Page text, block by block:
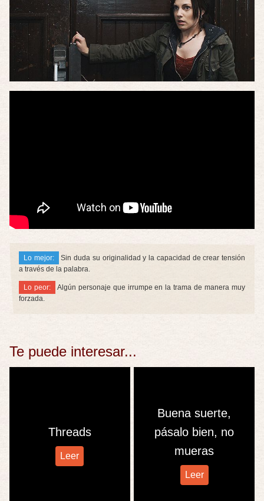
Lo mejor:
Sin duda su originalidad y la capacidad de crear tensión
a través de la palabra.
Lo peor:
Algún personaje que irrumpe en la trama de manera muy
forzada.
Te puede interesar...
Threads
Leer
Buena suerte,
pásalo bien, no
mueras
Leer